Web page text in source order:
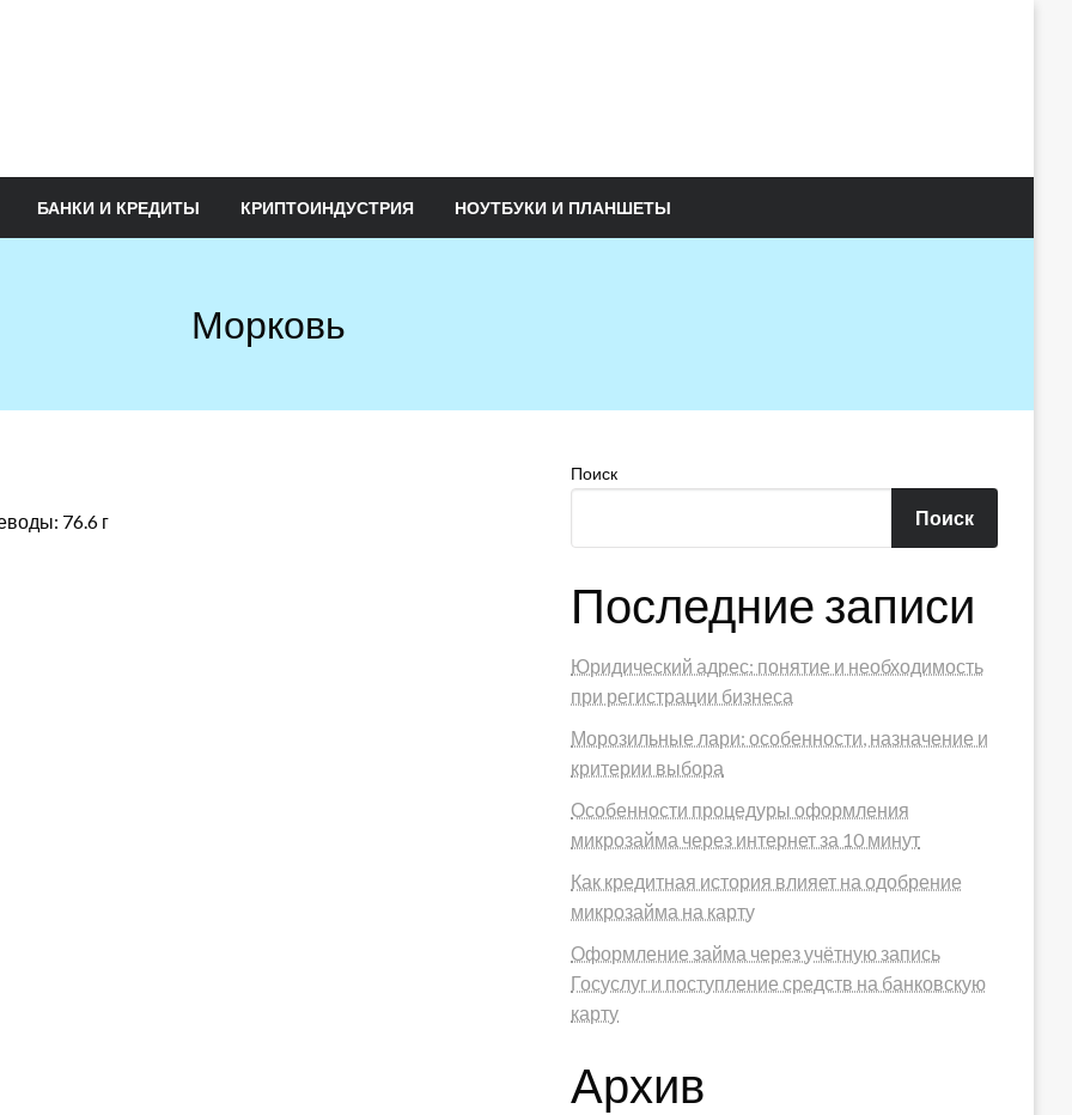
БАНКИ И КРЕДИТЫ КРИПТОИНДУСТРИЯ НОУТБУКИ И ПЛАНШЕТЫ
Морковь
76.6 г
Поиск
Поиск
Последние записи
Юридический адрес: понятие и необходимость
при регистрации бизнеса
Морозильные лари: особенности, назначение и
критерии выбора
Особенности процедуры оформления
микрозайма через интернет за 10 минут
Как кредитная история влияет на одобрение
микрозайма на карту
Оформление займа через учётную запись
Госуслуг и поступление средств на банковскую
карту
Архив